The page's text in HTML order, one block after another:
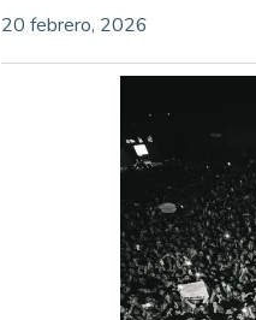
20 febrero, 2026